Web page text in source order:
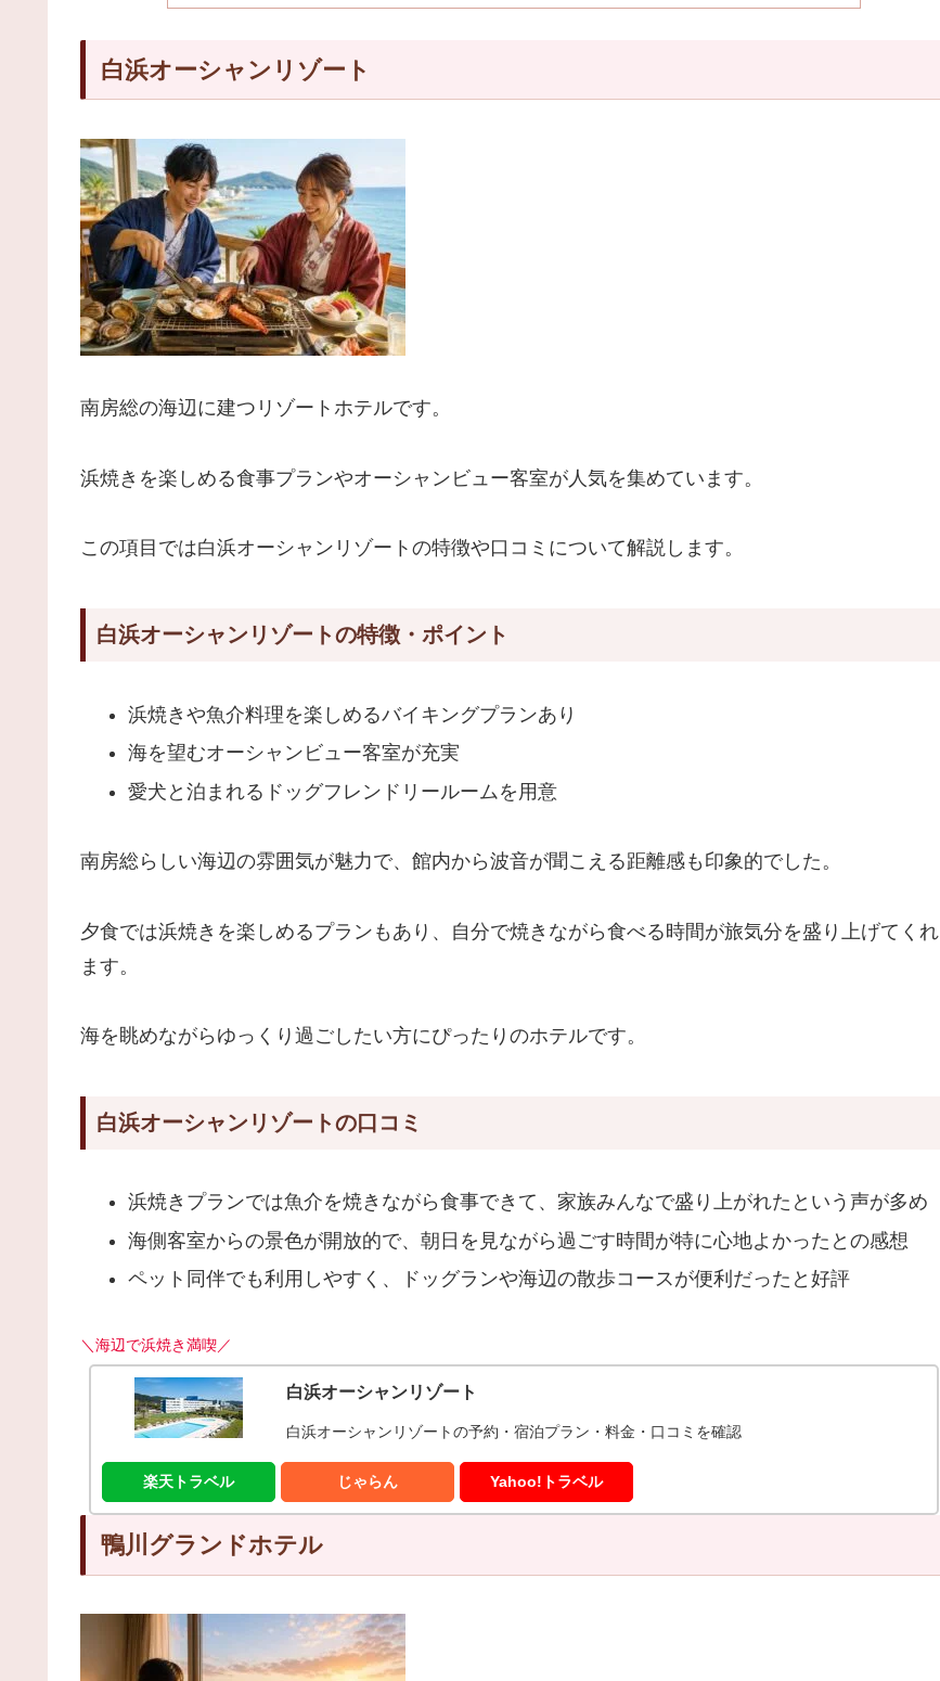
白浜オーシャンリゾート
南房総の海辺に建つリゾートホテルです。
浜焼きを楽しめる食事プランやオーシャンビュー客室が人気を集めています。
この項目では白浜オーシャンリゾートの特徴や口コミについて解説します。
白浜オーシャンリゾートの特徴・ポイント
浜焼きや魚介料理を楽しめるバイキングプランあり
海を望むオーシャンビュー客室が充実
愛犬と泊まれるドッグフレンドリールームを用意
南房総らしい海辺の雰囲気が魅力で、館内から波音が聞こえる距離感も印象的でした。
夕食では浜焼きを楽しめるプランもあり、自分で焼きながら食べる時間が旅気分を盛り上げてくれ
ます。
海を眺めながらゆっくり過ごしたい方にぴったりのホテルです。
白浜オーシャンリゾートの口コミ
浜焼きプランでは魚介を焼きながら食事できて、家族みんなで盛り上がれたという声が多め
海側客室からの景色が開放的で、朝日を見ながら過ごす時間が特に心地よかったとの感想
ペット同伴でも利用しやすく、ドッグランや海辺の散歩コースが便利だったと好評
＼海辺で浜焼き満喫／
白浜オーシャンリゾート
白浜オーシャンリゾートの予約・宿泊プラン・料金・口コミを確認
楽天トラベル じゃらん Yahoo!トラベル
鴨川グランドホテル